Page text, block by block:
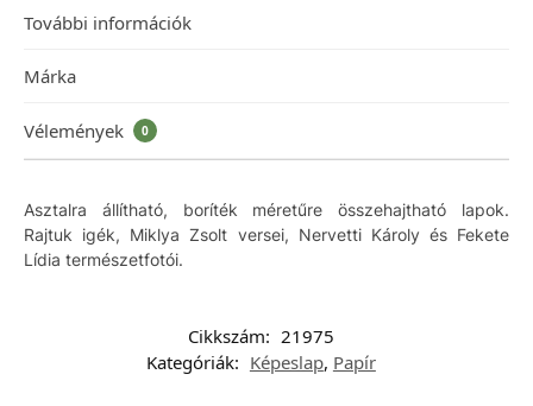
További információk
Márka
Vélemények 0
Asztalra állítható, boríték méretűre összehajtható lapok.
Rajtuk igék, Miklya Zsolt versei, Nervetti Károly és Fekete
Lídia természetfotói.
Cikkszám: 21975
Kategóriák: Képeslap, Papír